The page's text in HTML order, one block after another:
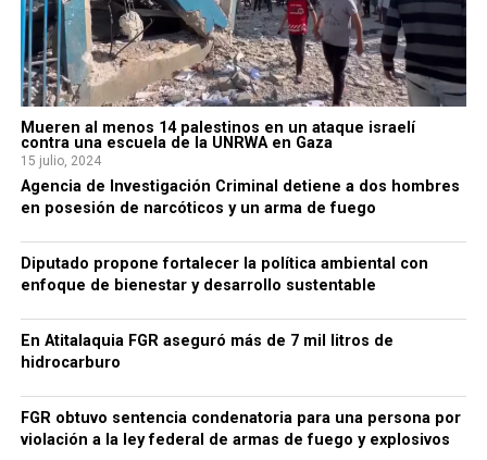
Mueren al menos 14 palestinos en un ataque israelí
contra una escuela de la UNRWA en Gaza
15 julio, 2024
Agencia de Investigación Criminal detiene a dos hombres
en posesión de narcóticos y un arma de fuego
Diputado propone fortalecer la política ambiental con
enfoque de bienestar y desarrollo sustentable
En Atitalaquia FGR aseguró más de 7 mil litros de
hidrocarburo
FGR obtuvo sentencia condenatoria para una persona por
violación a la ley federal de armas de fuego y explosivos